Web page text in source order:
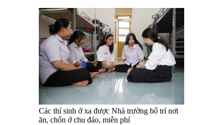
Các thí sinh ở xa được Nhà trường bố trí nơi
ăn, chốn ở chu đáo, miễn phí